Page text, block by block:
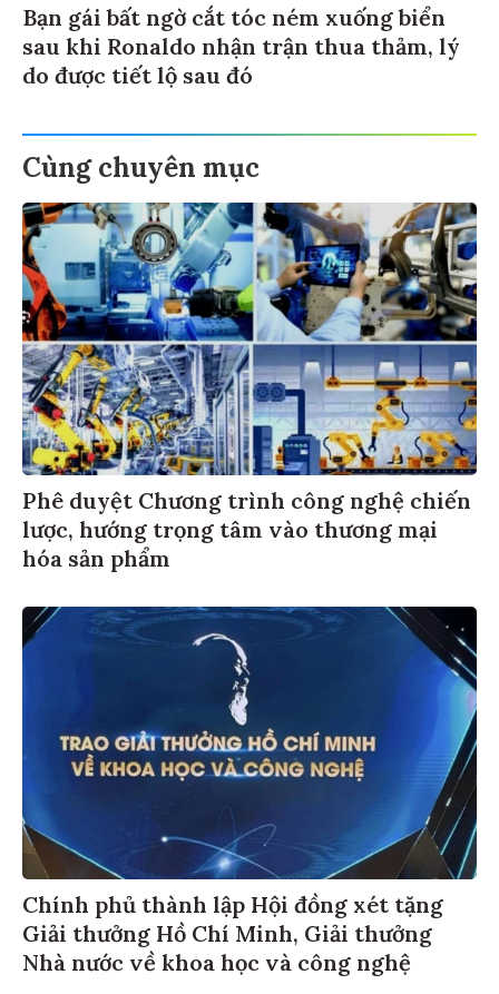
Bạn gái bất ngờ cắt tóc ném xuống biển
sau khi Ronaldo nhận trận thua thảm, lý
do được tiết lộ sau đó
Cùng chuyên mục
Phê duyệt Chương trình công nghệ chiến
lược, hướng trọng tâm vào thương mại
hóa sản phẩm
Chính phủ thành lập Hội đồng xét tặng
Giải thưởng Hồ Chí Minh, Giải thưởng
Nhà nước về khoa học và công nghệ